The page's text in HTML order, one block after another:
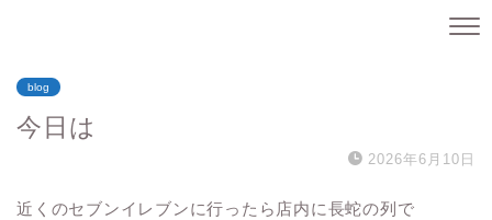
blog
今日は
2026年6月10日
近くのセブンイレブンに行ったら店内に長蛇の列で